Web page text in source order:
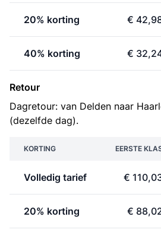
20% korting €
40% korting €
Retour
Dagretour: van Delden naar
(dezelfde dag).
KORTING EERSTE
Volledig tarief €
20% korting €